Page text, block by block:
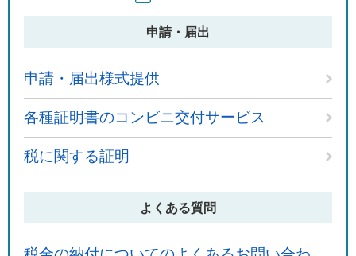
申請・届出
申請・届出様式提供
各種証明書のコンビニ交付サービス
税に関する証明
よくある質問